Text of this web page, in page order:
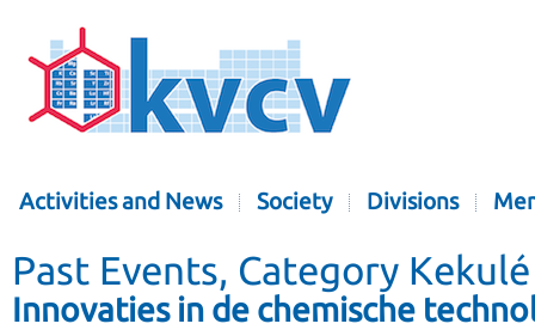
Activities and News Society Divisions
Past Events, Category Kekulé
Innovaties in de chemische